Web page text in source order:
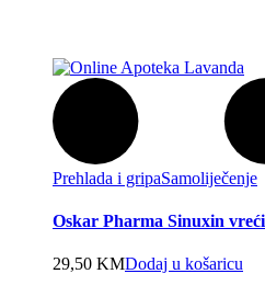
Prehlada i gripaSamoliječenje
Oskar Pharma Sinuxin
29,50 KMDodaj u košaricu